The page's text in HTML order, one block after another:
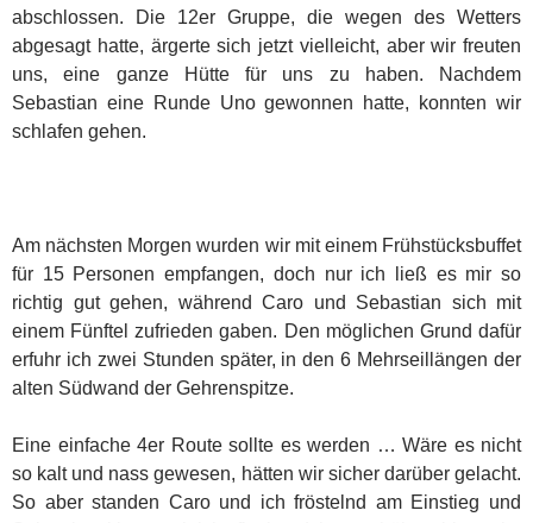
abschlossen. Die 12er Gruppe, die wegen des Wetters
abgesagt hatte, ärgerte sich jetzt vielleicht, aber wir freuten
uns, eine ganze Hütte für uns zu haben. Nachdem
Sebastian eine Runde Uno gewonnen hatte, konnten wir
schlafen gehen.
Am nächsten Morgen wurden wir mit einem Frühstücksbuffet
für 15 Personen empfangen, doch nur ich ließ es mir so
richtig gut gehen, während Caro und Sebastian sich mit
einem Fünftel zufrieden gaben. Den möglichen Grund dafür
erfuhr ich zwei Stunden später, in den 6 Mehrseillängen der
alten Südwand der Gehrenspitze.
Eine einfache 4er Route sollte es werden … Wäre es nicht
so kalt und nass gewesen, hätten wir sicher darüber gelacht.
So aber standen Caro und ich fröstelnd am Einstieg und